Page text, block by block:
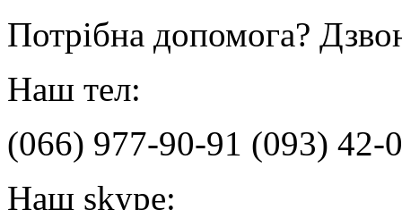
Потрібна допомога?
Наш тел:
(066) 977-90-91 (093) 42-
Наш skype: